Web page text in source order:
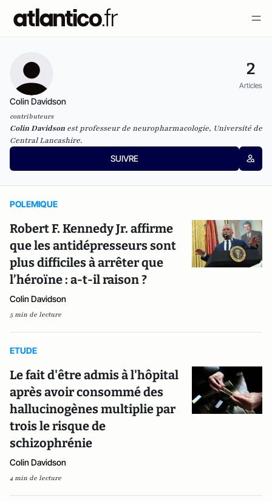
2
Articles
Colin Davidson
contributeurs
Colin Davidson est professeur de neuropharmacologie, Université de
Central Lancashire.
SUIVRE
POLEMIQUE
Robert F. Kennedy Jr. affirme
que les antidépresseurs sont
plus difficiles à arrêter que
l’héroïne : a-t-il raison ?
Colin Davidson
5 min de lecture
ETUDE
Le fait d'être admis à l'hôpital
après avoir consommé des
hallucinogènes multiplie par
trois le risque de
schizophrénie
Colin Davidson
4 min de lecture